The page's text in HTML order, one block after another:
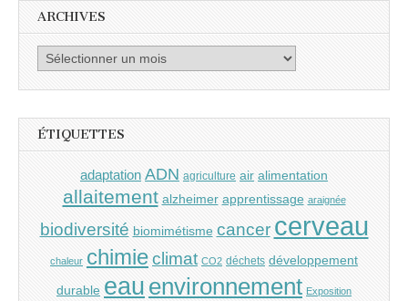
ARCHIVES
Archives
ÉTIQUETTES
adaptation ADN agriculture air alimentation
allaitement alzheimer apprentissage araignée
biodiversité biomimétisme cancer cerveau
chaleur chimieclimat CO2 déchets développement
durable eau environnement Exposition